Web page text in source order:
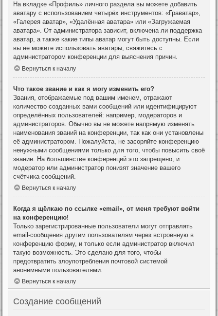
На вкладке «Профиль» личного раздела вы можете добавить
аватару с использованием четырёх инструментов: «Граватар»,
«Галерея аватар», «Удалённая аватара» или «Загружаемая
аватара». От администратора зависит, включена ли поддержка
аватар, а также какие типы аватар могут быть доступны. Если
вы не можете использовать аватары, свяжитесь с
администратором конференции для выяснения причин.
Вернуться к началу
Что такое звание и как я могу изменить его?
Звания, отображаемые под вашим именем, отражают
количество созданных вами сообщений или идентифицируют
определённых пользователей: например, модераторов и
администраторов. Обычно вы не можете напрямую изменять
наименования званий на конференции, так как они установлены
её администратором. Пожалуйста, не засоряйте конференцию
ненужными сообщениями только для того, чтобы повысить своё
звание. На большинстве конференций это запрещено, и
модератор или администратор понизят значение вашего
счётчика сообщений.
Вернуться к началу
Когда я щёлкаю по ссылке «email», от меня требуют войти
на конференцию!
Только зарегистрированные пользователи могут отправлять
email-сообщения другим пользователям через встроенную в
конференцию форму, и только если администратор включил
такую возможность. Это сделано для того, чтобы
предотвратить злоупотребления почтовой системой
анонимными пользователями.
Вернуться к началу
Создание сообщений